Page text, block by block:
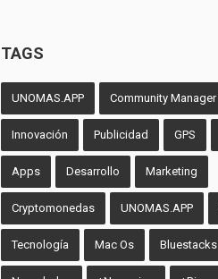
TAGS
UNOMAS.APP Community Manager
Innovación Publicidad GPS
Apps Desarrollo Marketing
Cryptomonedas UNOMAS.APP
Tecnología Mac Os Bluestacks